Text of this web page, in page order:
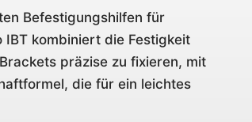
Befestigungshilfen für
IBT kombiniert die Festigkeit
präzise zu fixieren, mit
die für ein leichtes